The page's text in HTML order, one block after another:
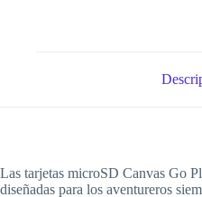
Las tarjetas microSD Canvas Go
diseñadas para los aventureros